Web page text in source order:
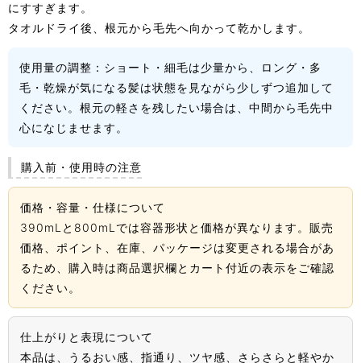
にすすぎます。
タオルドライ後、根元から毛先へ向かって乾かします。
使用量の調整： ショート・細毛は少量から、ロング・多
毛・乾燥が気になる髪は状態を見ながら少しずつ追加して
ください。根元の軽さを残したい場合は、中間から毛先中
心になじませます。
購入前・使用時の注意
価格・容量・仕様について
390mLと800mLでは容器形状と価格が異なります。販売
価格、ポイント、在庫、パッケージは変更される場合があ
るため、購入時は商品選択欄とカート付近の表示をご確認
ください。
仕上がりと表現について
本品は、うるおい感、指通り、ツヤ感、さらさらと軽やか